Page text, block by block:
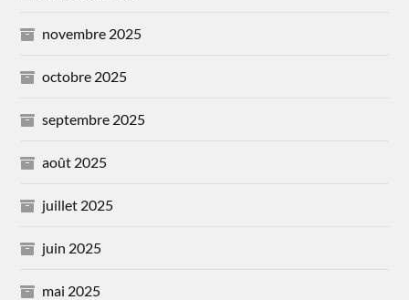
novembre 2025
octobre 2025
septembre 2025
août 2025
juillet 2025
juin 2025
mai 2025